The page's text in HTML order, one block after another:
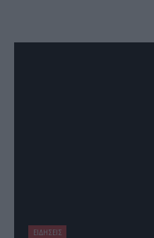
ΕΙΔΗΣΕΙΣ